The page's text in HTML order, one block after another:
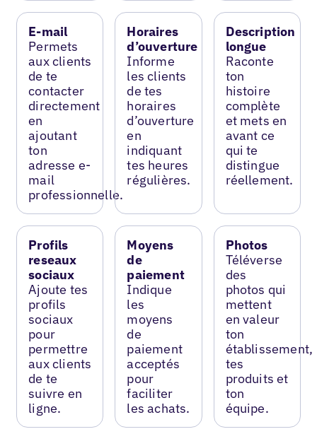
E-mail
Permets
aux clients
de te
contacter
directement
en
ajoutant
ton
adresse e-
mail
professionnelle.
Horaires
d’ouverture
Informe
les clients
de tes
horaires
d’ouverture
en
indiquant
tes heures
régulières.
Description
longue
Raconte
ton
histoire
complète
et mets en
avant ce
qui te
distingue
réellement.
Profils
reseaux
sociaux
Ajoute tes
profils
sociaux
pour
permettre
aux clients
de te
suivre en
ligne.
Moyens
de
paiement
Indique
les
moyens
de
paiement
acceptés
pour
faciliter
les achats.
Photos
Téléverse
des
photos qui
mettent
en valeur
ton
établissement,
tes
produits et
ton
équipe.